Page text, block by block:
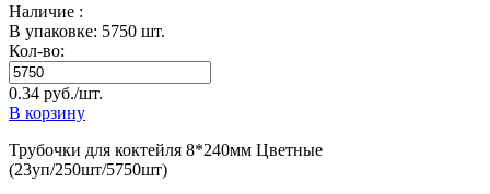
Наличие :
В упаковке: 5750 шт.
Кол-во:
0.34 руб./шт.
В корзину
Трубочки для коктейля 8*240мм Цветные
(23уп/250шт/5750шт)